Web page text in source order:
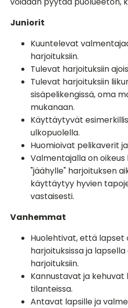
Juniorit
Kuuntelevat
harjoituksiin.
Tulevat harjoituksiin
Tulevat harjoituksiin
sisäpelikengissä, oma
mukanaan.
Käyttäytyvät
ulkopuolella.
Huomioivat pelikaverit
Valmentajalla on
"jäähylle" harjoituksen
käyttäytyy hyvien
vastaisesti.
Vanhemmat
Huolehtivat, että lapset
harjoituksissa ja
harjoituksiin.
Kannustavat ja kehuvat
tilanteissa.
Antavat lapsille ja